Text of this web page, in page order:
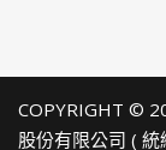
COPYRIGHT ©
股份有限公司 (